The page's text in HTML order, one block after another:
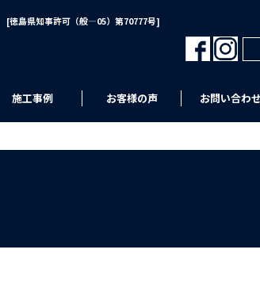
[徳島県知事許可（般―05）第70777号]
施工事例 お客様の声 お問い合わ